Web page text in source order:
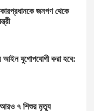
জনগণ থেকে
আইন যুগোপযোগী করা হবে:
আরও ৭ শিশুর মৃত্যু